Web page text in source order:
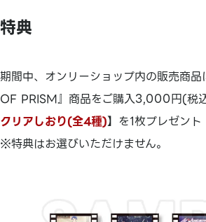
特典
期間中、オンリーショップ内の販売商
OF PRISM』商品をご購入3,000円(税
クリアしおり(全4種)】を1枚プレゼント
※特典はお選びいただけません。